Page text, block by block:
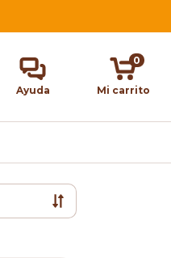
Ayuda Mi carrito
0